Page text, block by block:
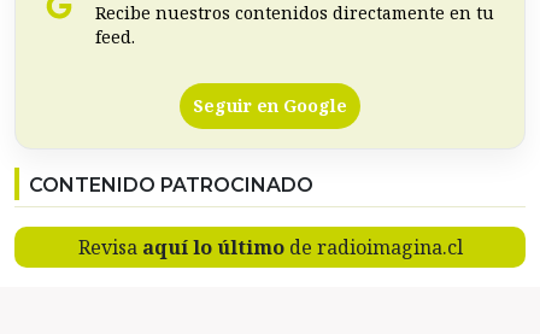
Recibe nuestros contenidos directamente en tu
feed.
Seguir en Google
CONTENIDO PATROCINADO
Revisa aquí lo últimode radioimagina.cl